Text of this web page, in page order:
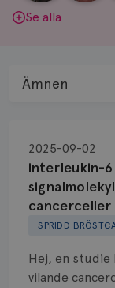
Se alla
SPRIDD
interleukin-6
cancerceller
2025-09-02
Hej, en studie
vilande
Ämnen
Biopsi
Biverkningar
Bröstvårta
Knöl